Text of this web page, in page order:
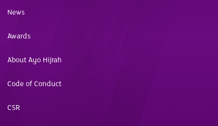
News
Awards
About Ayo Hijrah
Code of Conduct
CSR